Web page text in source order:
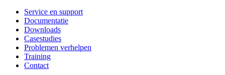
Service en support
Documentatie
Downloads
Casestudies
Problemen verhelpen
Training
Contact